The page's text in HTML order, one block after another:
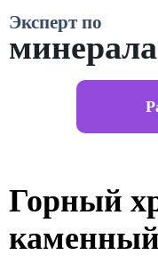
Эксперт по
Горный